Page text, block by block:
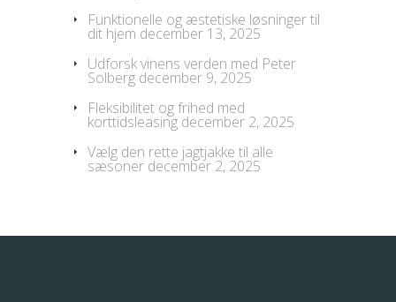
Funktionelle og æstetiske løsninger til
dit hjem december 13, 2025
Udforsk vinens verden med Peter
Solberg december 9, 2025
Fleksibilitet og frihed med
korttidsleasing december 2, 2025
Vælg den rette jagtjakke til alle
sæsoner december 2, 2025